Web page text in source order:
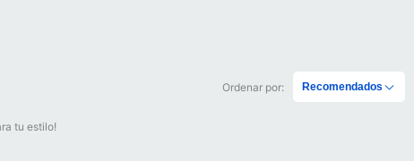
Ordenar por: Recomendados
tu estilo!